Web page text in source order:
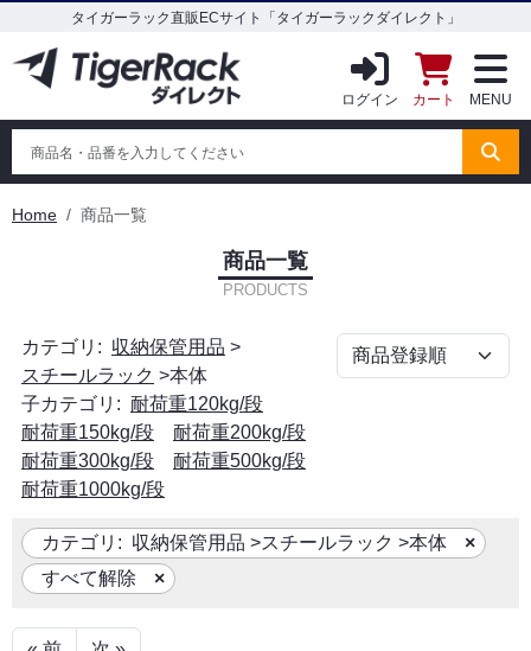
タイガーラック直販ECサイト「タイガーラックダイレクト」
ログイン カート MENU
Home 商品一覧
商品一覧
PRODUCTS
カテゴリ: 収納保管用品 >
スチールラック >本体
子カテゴリ: 耐荷重120kg/段
耐荷重150kg/段
耐荷重200kg/段
耐荷重300kg/段
耐荷重500kg/段
耐荷重1000kg/段
カテゴリ: 収納保管用品 >スチールラック >本体
すべて解除